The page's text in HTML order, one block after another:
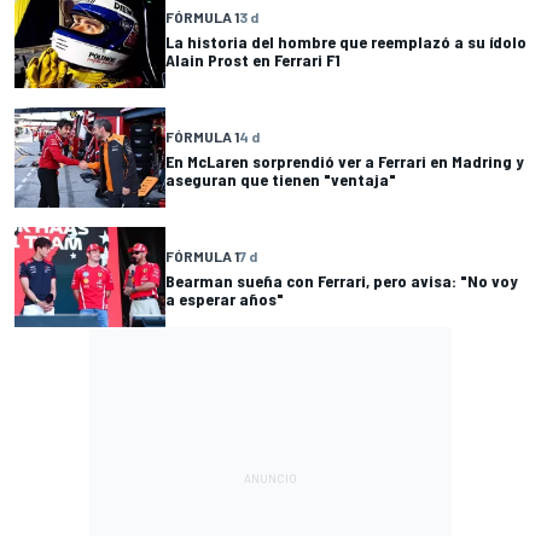
FÓRMULA 13 d
La historia del hombre que reemplazó a su ídolo
Alain Prost en Ferrari F1
FÓRMULA 14 d
En McLaren sorprendió ver a Ferrari en Madring y
aseguran que tienen "ventaja"
FÓRMULA 17 d
Bearman sueña con Ferrari, pero avisa: "No voy
a esperar años"